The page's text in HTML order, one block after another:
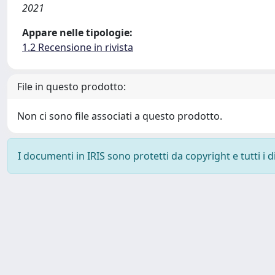
2021
Appare nelle tipologie:
1.2 Recensione in rivista
File in questo prodotto:
Non ci sono file associati a questo prodotto.
I documenti in IRIS sono protetti da copyright e tutti i